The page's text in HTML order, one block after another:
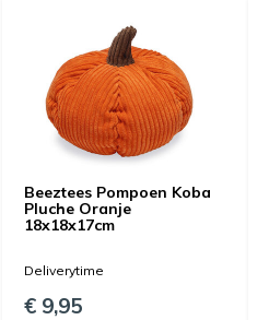
Beeztees Pompoen Koba
Pluche Oranje
18x18x17cm
Deliverytime
€ 9,95